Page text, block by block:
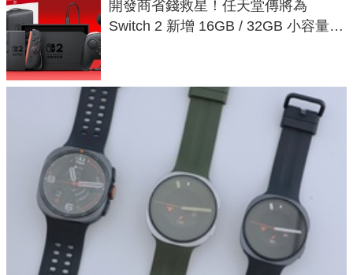
開發商省錢救星！任天堂傳將為
Switch 2 新增 16GB / 32GB 小容量遊